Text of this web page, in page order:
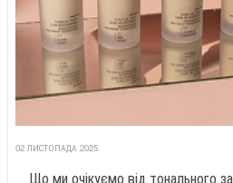
02 ЛИСТОПАДА 2025
Що ми очікуємо від тонального